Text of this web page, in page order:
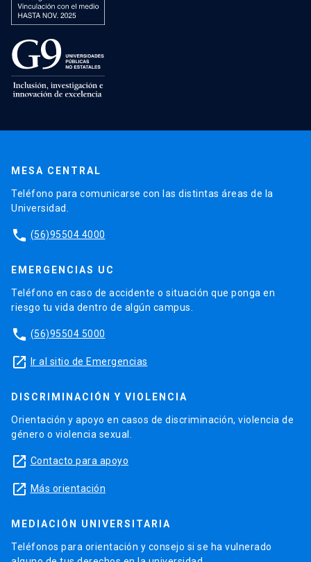
MESA CENTRAL
Teléfono para comunicarse con las distintas áreas de la
Universidad.
phone (56)95504 4000
EMERGENCIAS UC
Teléfono en caso de accidente o situación que ponga en
riesgo tu vida dentro de algún campus.
phone (56)95504 5000
launch Ir al sitio de Emergencias
DISCRIMINACIÓN Y VIOLENCIA
Orientación y apoyo en casos de discriminación, violencia de
género o violencia sexual.
launch Contacto para apoyo
launch Más orientación
MEDIACIÓN UNIVERSITARIA
Teléfonos para orientación y consejo si se ha vulnerado